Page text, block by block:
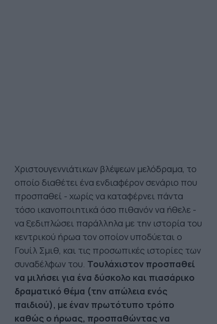
Χριστουγεννιάτικων βλέψεων μελόδραμα, το
οποίο διαθέτει ένα ενδιαφέρον σενάριο που
προσπαθεί - χωρίς να καταφέρνει πάντα
τόσο ικανοποιητικά όσο πιθανόν να ήθελε -
να ξεδιπλώσει παράλληλα με την ιστορία του
κεντρικού ήρωα τον οποίον υποδύεται ο
Γουίλ Σμιθ, και τις προσωπικές ιστορίες των
συναδέλφων του. Τουλάχιστον προσπαθεί
να μιλήσει για ένα δύσκολο και πιασάρικο
δραματικό θέμα (την απώλεια ενός
παιδιού), με έναν πρωτότυπο τρόπο
καθώς ο ήρωας, προσπαθώντας να